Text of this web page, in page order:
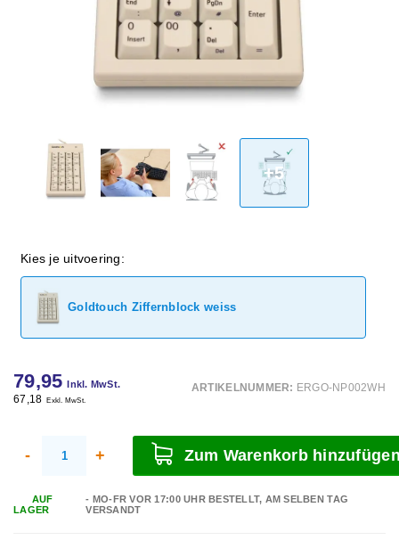
+5
Kies je uitvoering:
Goldtouch Ziffernblock weiss
79,95 Inkl. MwSt.
67,18 Exkl. MwSt.
ARTIKELNUMMER: ERGO-NP002WH
- + Zum Warenkorb
AUF
LAGER
- MO-FR VOR 17:00 UHR BESTELLT, AM SELBEN TAG
VERSANDT